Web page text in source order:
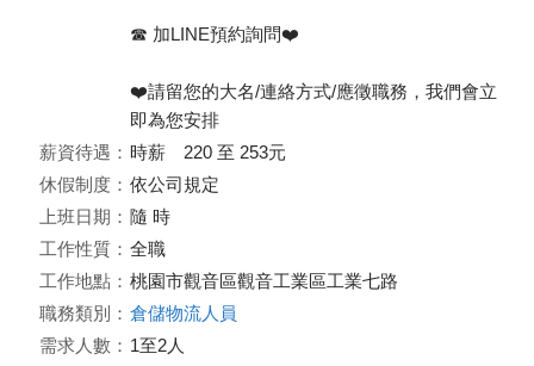
☎️ 加LINE預約詢問❤️
❤️請留您的大名/連絡方式/應徵職務，我們會立
即為您安排
薪資待遇： 時薪 220 至 253元
休假制度： 依公司規定
上班日期： 隨 時
工作性質： 全職
工作地點： 桃園市觀音區觀音工業區工業七路
職務類別： 倉儲物流人員
需求人數： 1至2人